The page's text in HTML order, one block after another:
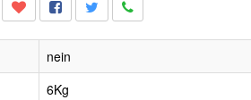
nein
6Kg